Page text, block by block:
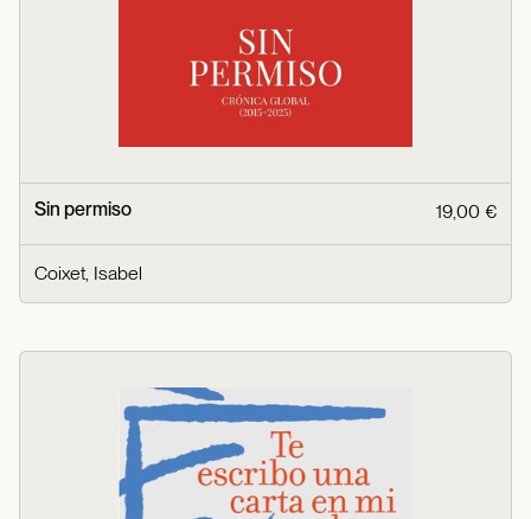
Sin permiso 19,00 €
Coixet, Isabel